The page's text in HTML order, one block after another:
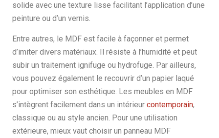
solide avec une texture lisse facilitant l’application d’une
peinture ou d’un vernis.
Entre autres, le MDF est facile à façonner et permet
d’imiter divers matériaux. Il résiste à l’humidité et peut
subir un traitement ignifuge ou hydrofuge. Par ailleurs,
vous pouvez également le recouvrir d’un papier laqué
pour optimiser son esthétique. Les meubles en MDF
s’intègrent facilement dans un intérieur contemporain,
classique ou au style ancien. Pour une utilisation
extérieure, mieux vaut choisir un panneau MDF